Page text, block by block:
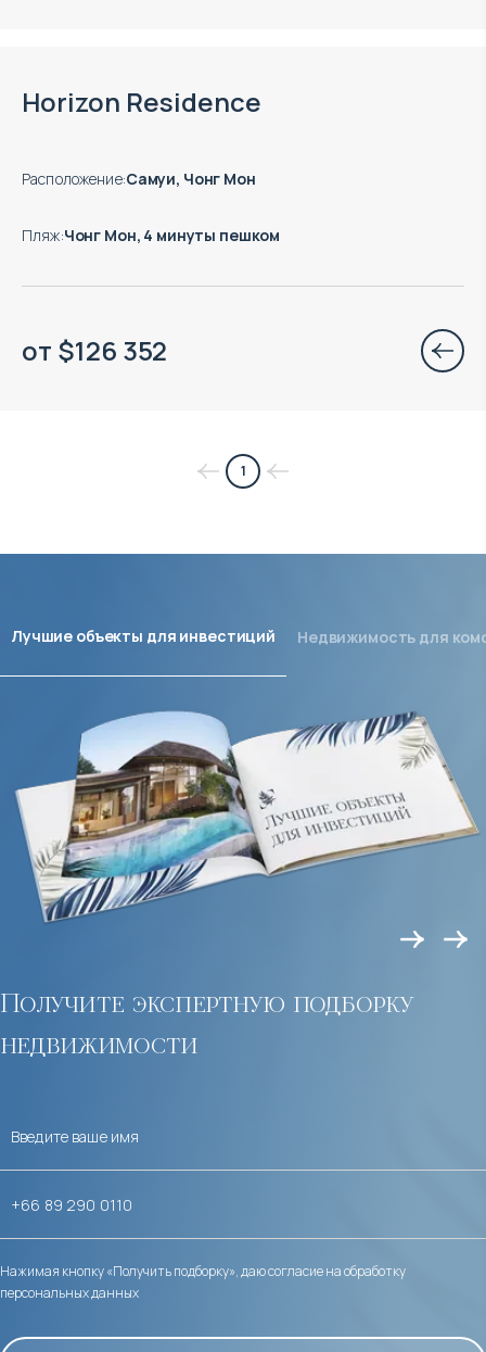
Horizon Residence
Расположение:Самуи, Чонг Мон
Пляж:Чонг Мон, 4 минуты пешком
от $126 352
1
Получите экспертную подборку
недвижимости
Нажимая кнопку «Получить подборку», даю согласие на обработку
персональных данных
Лучшие объекты для инвестиций Недвижимость для